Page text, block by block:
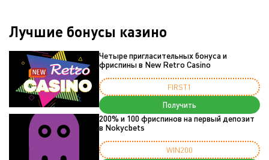
Лучшие бонусы казино
Четыре пригласительных бонуса и
фриспины в New Retro Casino
FIRST1
Получить
200% и 100 фриспинов на первый депозит
в Nokycbets
WIN200